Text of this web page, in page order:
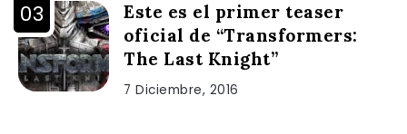
Este es el primer teaser
oficial de “Transformers:
The Last Knight”
7 Diciembre, 2016